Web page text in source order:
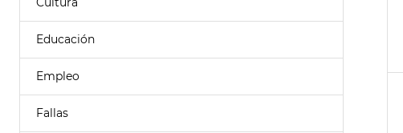
Educación
Empleo
Fallas